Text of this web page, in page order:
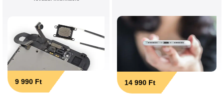
9 990 Ft 14 990 Ft